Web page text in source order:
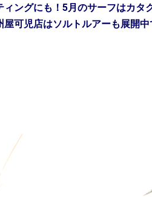
ングにも！5月のサーフはカタ
可児店はソルトルアーも展開中